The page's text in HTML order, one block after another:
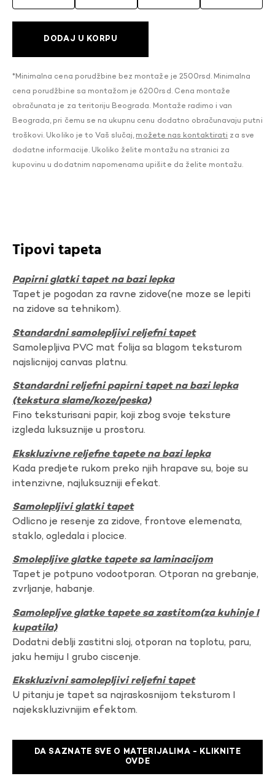
DODAJ U KORPU
*Minimalna cena porudžbine bez montaže je 2500rsd. Minimalna
cena porudžbine sa montažom je 6200rsd. Cena montaže
obračunata je za teritoriju Beograda. Montaže radimo i van
Beograda, pri čemu se na ukupnu cenu dodatno obračunavaju putni
troškovi. Ukoliko je to Vaš slučaj, možete nas kontaktirati za sve
dodatne informacije. Ukoliko želite montažu na stranici za
kupovinu u dodatnim napomenama upišite da želite montažu.
Tipovi tapeta
Papirni glatki tapet na bazi lepka
Tapet je pogodan za ravne zidove(ne moze se lepiti
na zidove sa tehnikom).
Standardni samolepljivi reljefni tapet
Samolepljiva PVC mat folija sa blagom teksturom
najslicnijoj canvas platnu.
Standardni reljefni papirni tapet na bazi lepka
(tekstura slame/koze/peska)
Fino teksturisani papir, koji zbog svoje teksture
izgleda luksuznije u prostoru.
Ekskluzivne reljefne tapete na bazi lepka
Kada predjete rukom preko njih hrapave su, boje su
intenzivne, najluksuzniji efekat.
Samolepljivi glatki tapet
Odlicno je resenje za zidove, frontove elemenata,
staklo, ogledala i plocice.
Smolepljive glatke tapete sa laminacijom
Tapet je potpuno vodootporan. Otporan na grebanje,
zvrljanje, habanje.
Samolepljve glatke tapete sa zastitom(za kuhinje I
kupatila)
Dodatni deblji zastitni sloj, otporan na toplotu, paru,
jaku hemiju I grubo ciscenje.
Ekskluzivni samolepljivi reljefni tapet
U pitanju je tapet sa najraskosnijom teksturom I
najekskluzivnijim efektom.
DA SAZNATE SVE O MATERIJALIMA - KLIKNITE
OVDE